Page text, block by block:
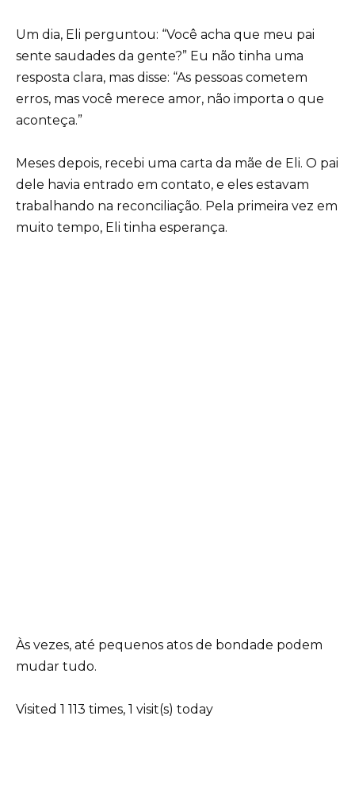
Um dia, Eli perguntou: “Você acha que meu pai
sente saudades da gente?” Eu não tinha uma
resposta clara, mas disse: “As pessoas cometem
erros, mas você merece amor, não importa o que
aconteça.”
Meses depois, recebi uma carta da mãe de Eli. O pai
dele havia entrado em contato, e eles estavam
trabalhando na reconciliação. Pela primeira vez em
muito tempo, Eli tinha esperança.
Às vezes, até pequenos atos de bondade podem
mudar tudo.
Visited 1 113 times, 1 visit(s) today